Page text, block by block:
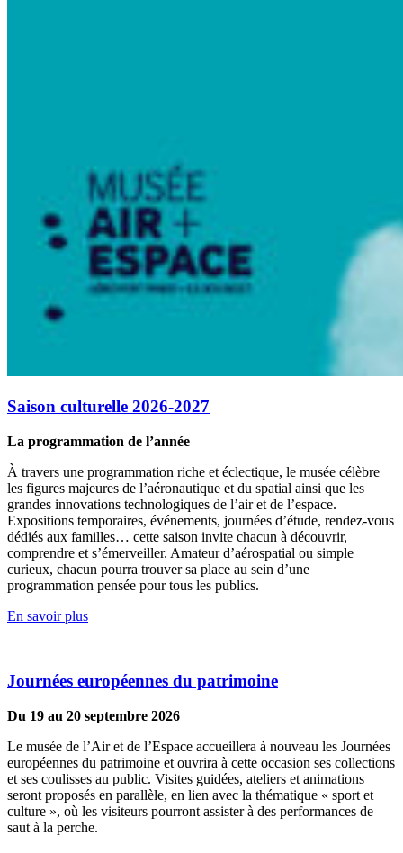
Saison culturelle 2026-2027
La programmation de l’année
À travers une programmation riche et éclectique, le musée célèbre
les figures majeures de l’aéronautique et du spatial ainsi que les
grandes innovations technologiques de l’air et de l’espace.
Expositions temporaires, événements, journées d’étude, rendez-vous
dédiés aux familles… cette saison invite chacun à découvrir,
comprendre et s’émerveiller. Amateur d’aérospatial ou simple
curieux, chacun pourra trouver sa place au sein d’une
programmation pensée pour tous les publics.
En savoir plus
Journées européennes du patrimoine
Du 19 au 20 septembre 2026
Le musée de l’Air et de l’Espace accueillera à nouveau les Journées
européennes du patrimoine et ouvrira à cette occasion ses collections
et ses coulisses au public. Visites guidées, ateliers et animations
seront proposés en parallèle, en lien avec la thématique « sport et
culture », où les visiteurs pourront assister à des performances de
saut à la perche.